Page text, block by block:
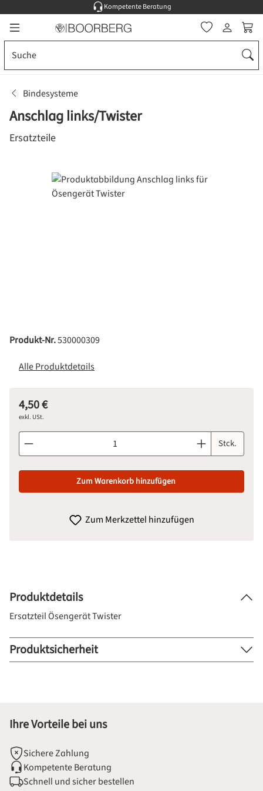
Zum Hauptinhalt springen
Kompetente Beratung
Bindesysteme
Anschlag links/Twister
Ersatzteile
Bildergalerie überspringen
Produkt-Nr.530000309
Alle Produktdetails
Regulärer Preis:
4,50 €
exkl. USt.
Produkt Anzahl: Gib den gewünschten Wert ein oder
Stck.
Zum Warenkorb hinzufügen
Zum Merkzettel hinzufügen
Produktdetails
Ersatzteil Ösengerät Twister
Produktsicherheit
Ihre Vorteile bei uns
Sichere Zahlung
Kompetente Beratung
Schnell und sicher bestellen